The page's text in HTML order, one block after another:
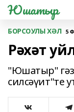
Юшатыр
БОРСОУЛЫ ХӘЛ 5
Рәхәт
"Юшатыр"
силсәүит"те